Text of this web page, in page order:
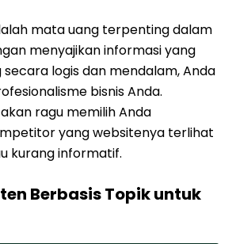
mata uang terpenting dalam
menyajikan informasi yang
logis dan mendalam, Anda
bisnis Anda.
ragu memilih Anda
yang websitenya terlihat
kurang informatif.
Berbasis Topik untuk